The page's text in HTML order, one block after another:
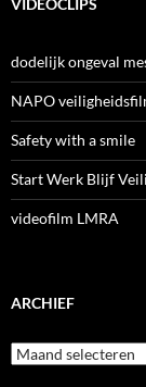
dodelijk ongeval
NAPO
Safety with a smile
Start Werk Blijf
videofilm LMRA
ARCHIEF
Archief